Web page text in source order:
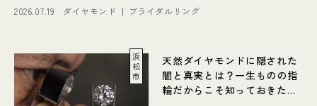
2026.07.19 ダイヤモンド ブライダルリング
浜
松
市
天然ダイヤモンドに隠された
闇と真実とは？一生ものの指
輪だからこそ知っておきたい